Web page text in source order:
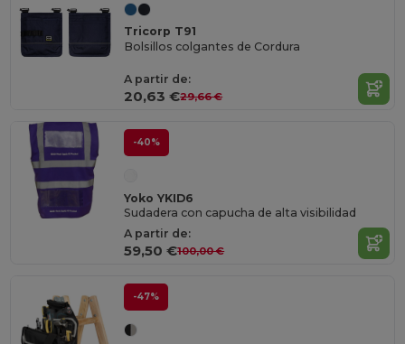
Tricorp T91
Bolsillos colgantes de Cordura
A partir de:
20,63 €29,66 €
-40%
Yoko YKID6
Sudadera con capucha de alta visibilidad
A partir de:
59,50 €100,00 €
-47%